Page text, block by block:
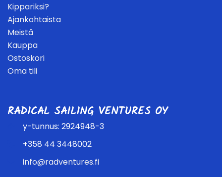
Kippariksi?
Ajankohtaista
Meistä
Kauppa
Ostoskori
Oma tili
RADICAL SAILING VENTURES OY
y-tunnus: 2924948-3
+358 44 3448002
info@radventures.fi